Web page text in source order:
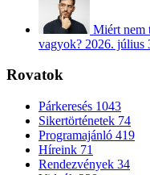
Miért nem
vagyok? 2026. július
Rovatok
Párkeresés 1043
Sikertörténetek 74
Programajánló 419
Híreink 71
Rendezvények 34